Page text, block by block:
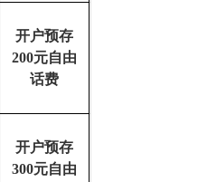
开户预存
200元自由
话费
开户预存
300元自由